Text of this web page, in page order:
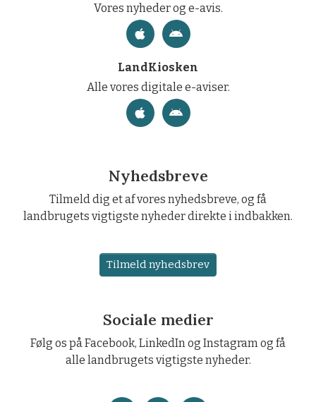
Vores nyheder og e-avis.
LandKiosken
Alle vores digitale e-aviser.
Nyhedsbreve
Tilmeld dig et af vores nyhedsbreve, og få
landbrugets vigtigste nyheder direkte i indbakken.
Tilmeld nyhedsbrev
Sociale medier
Følg os på Facebook, LinkedIn og Instagram og få
alle landbrugets vigtigste nyheder.